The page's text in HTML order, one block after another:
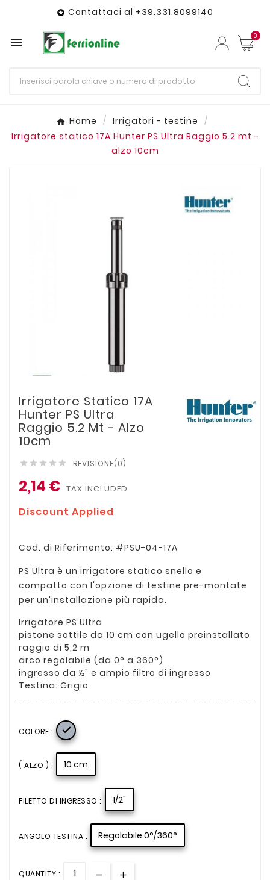
 Contattaci al +39.331.8099140
 0
Home
Irrigatori - testine
Irrigatore statico 17A Hunter PS Ultra Raggio 5.2 mt -
alzo 10cm
Irrigatore Statico 17A
Hunter PS Ultra
Raggio 5.2 Mt - Alzo
10cm
     REVISIONE(0)
2,14 € TAX INCLUDED
Discount Applied
Cod. di Riferimento: #PSU-04-17A
PS Ultra è un irrigatore statico snello e
compatto con l'opzione di testine pre-montate
per un'installazione più rapida.
Irrigatore PS Ultra
pistone sottile da 10 cm con ugello preinstallato
raggio di 5,2 m
arco regolabile (da 0° a 360°)
ingresso da ½" e ampio filtro di ingresso
Testina: Grigio
COLORE : 
( ALZO ) : 10 cm
FILETTO DI INGRESSO : 1/2"
ANGOLO TESTINA : Regolabile 0°/360°
QUANTITY :